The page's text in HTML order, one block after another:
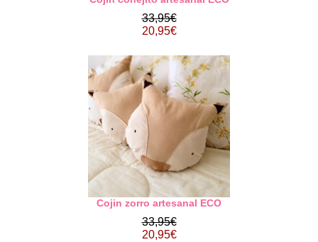
33,95€
20,95€
Cojin zorro artesanal ECO
33,95€
20,95€